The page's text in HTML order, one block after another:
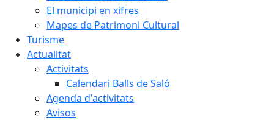
El municipi en xifres
Mapes de Patrimoni Cultural
Turisme
Actualitat
Activitats
Calendari Balls de Saló
Agenda d'activitats
Avisos